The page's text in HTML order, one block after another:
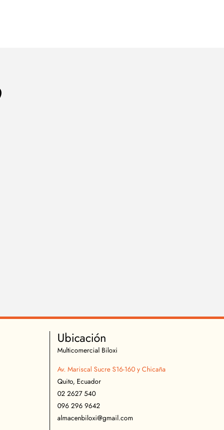
Ubicación
Multicomercial Biloxi
Av. Mariscal Sucre S16-160 y Chicaña
Quito, Ecuador
02 2627 540
096 296 9642
almacenbiloxi@gmail.com